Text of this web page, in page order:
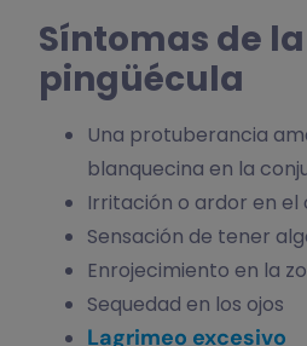
Síntomas de la
pingüécula
Una protuberancia
blanquecina en la
Irritación o ardor en el
Sensación de tener
Enrojecimiento en la
Sequedad en los ojos
Lagrimeo excesivo